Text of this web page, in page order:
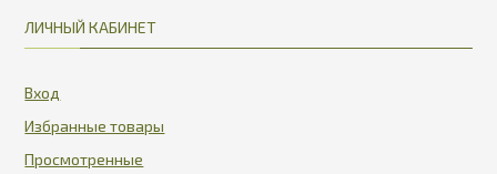
ЛИЧНЫЙ КАБИНЕТ
Вход
Избранные товары
Просмотренные